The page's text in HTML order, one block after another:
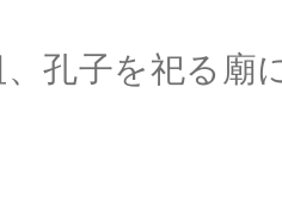
孔子を祀る廟